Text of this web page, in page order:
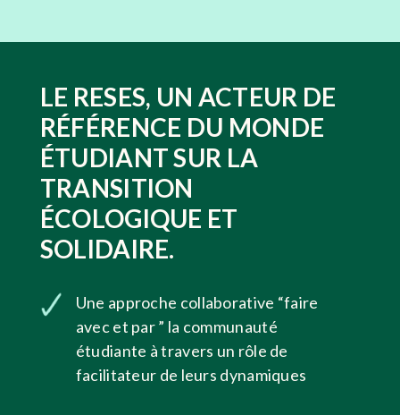
LE RESES, UN ACTEUR DE
RÉFÉRENCE DU MONDE
ÉTUDIANT SUR LA
TRANSITION
ÉCOLOGIQUE ET
SOLIDAIRE.
Une approche collaborative “faire
avec et par ” la communauté
étudiante à travers un rôle de
facilitateur de leurs dynamiques